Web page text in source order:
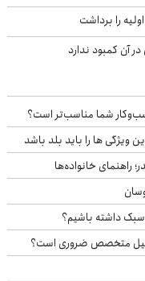
را برداشت
آن کمبود ندارد
شما مناسب‌تر است؟
ویژگی ها را باید بلد باشد
داشته باشیم؟
وکیل متخصص ضروری است؟